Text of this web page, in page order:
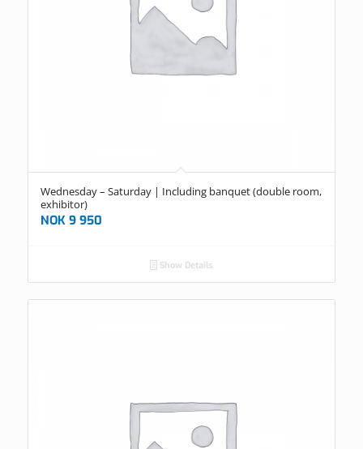
Wednesday – Saturday | Including banquet (double room,
exhibitor)
NOK9 950
Show Details